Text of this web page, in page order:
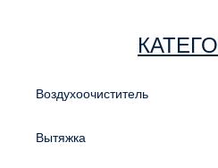
Воздухоочиститель
Вытяжка